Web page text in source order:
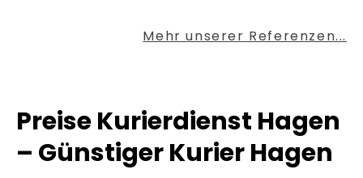
Mehr unserer Referenzen...
Preise Kurierdienst Hagen
– Günstiger Kurier Hagen